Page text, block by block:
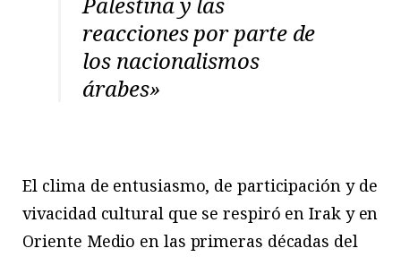
reacciones por parte de
los nacionalismos
árabes»
El clima de entusiasmo, de participación y de
vivacidad cultural que se respiró en Irak y en
Oriente Medio en las primeras décadas del